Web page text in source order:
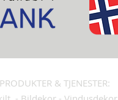
PRODUKTER & TJENESTER: